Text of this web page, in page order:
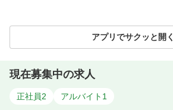
アプリでサクッと開く
現在募集中の求人
正社員2 アルバイト 1